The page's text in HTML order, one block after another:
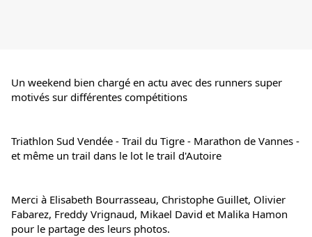
Un weekend bien chargé en actu avec des runners super
motivés sur différentes compétitions
Triathlon Sud Vendée - Trail du Tigre - Marathon de Vannes -
et même un trail dans le lot le trail d'Autoire
Merci à Elisabeth Bourrasseau, Christophe Guillet, Olivier
Fabarez, Freddy Vrignaud, Mikael David et Malika Hamon
pour le partage des leurs photos.